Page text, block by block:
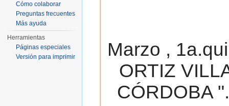
Marzo ,
ORTIZ
CÓRDOBA
Cómo colaborar
Preguntas frecuentes
Más ayuda
Herramientas
Páginas especiales
Versión para imprimir